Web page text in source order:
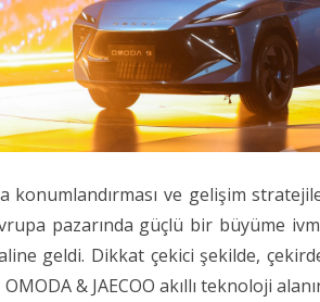
konumlandırması ve gelişim
pazarında güçlü bir büyüme
geldi. Dikkat çekici şekilde,
OMODA & JAECOO akıllı teknoloji